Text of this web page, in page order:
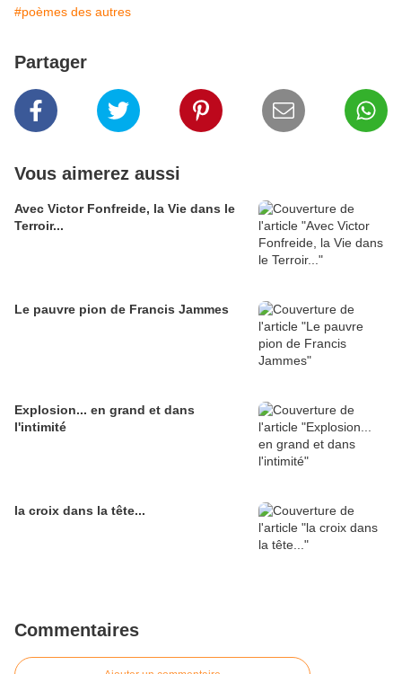
#poèmes des autres
Partager
Vous aimerez aussi
Avec Victor Fonfreide, la Vie dans le
Terroir...
Le pauvre pion de Francis Jammes
Explosion... en grand et dans
l'intimité
la croix dans la tête...
Commentaires